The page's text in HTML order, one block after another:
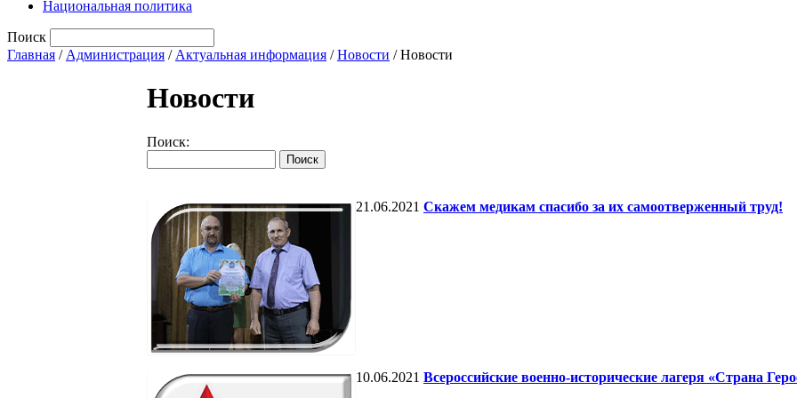
Национальная политика
Поиск
Главная / Администрация / Актуальная информация /Новости / Новости
Новости
Поиск:
21.06.2021 Cкажем медикам спасибо за их самоотверженный труд!
10.06.2021 Всероссийские военно-исторические лагеря «Страна